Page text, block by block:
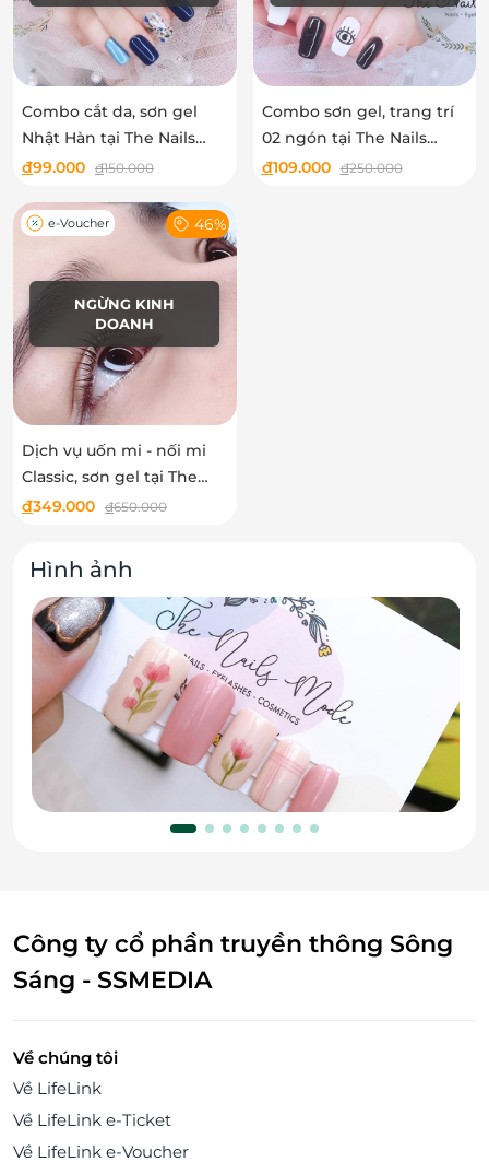
Combo cắt da, sơn gel
Nhật Hàn tại The Nails
Mode
đ99.000 đ150.000
Combo sơn gel, trang trí
02 ngón tại The Nails
Mode
đ109.000 đ250.000
NGỪNG KINH
DOANH
e-Voucher 46%
Dịch vụ uốn mi - nối mi
Classic, sơn gel tại The
Nails Mode
đ349.000 đ650.000
Hình ảnh
Công ty cổ phần truyền thông Sông
Sáng - SSMEDIA
Về chúng tôi
Về LifeLink
Về LifeLink e-Ticket
Về LifeLink e-Voucher